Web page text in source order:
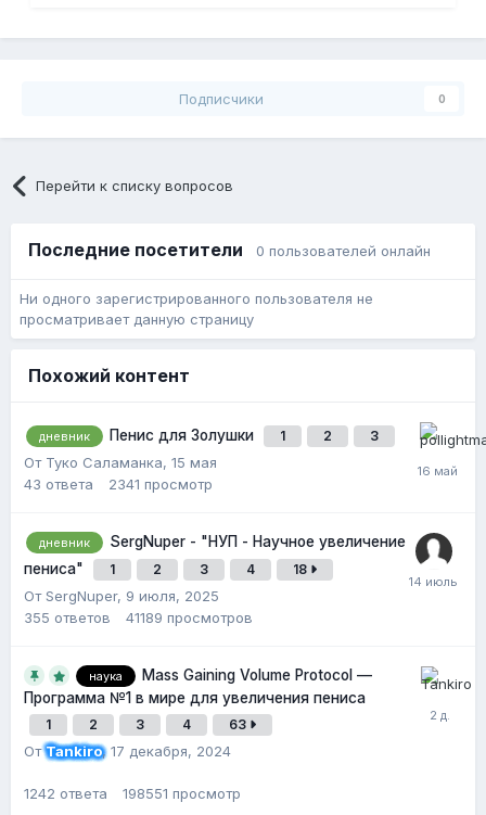
Подписчики 0
Перейти к списку вопросов
Последние посетители 0 пользователей онлайн
Ни одного зарегистрированного пользователя не
просматривает данную страницу
Похожий контент
дневник Пенис для Золушки 1 2 3
От Туко Саламанка, 15 мая
43 ответа 2341 просмотр
дневник
SergNuper - "НУП - Научное увеличение
пениса"
1 2 3 4 18
От SergNuper, 9 июля, 2025
355 ответов 41189 просмотров
наука
Mass Gaining Volume Protocol —
Программа №1 в мире для увеличения пениса
1 2 3 4 63
ОтTankiro,17 декабря, 2024
1242 ответа 198551 просмотр